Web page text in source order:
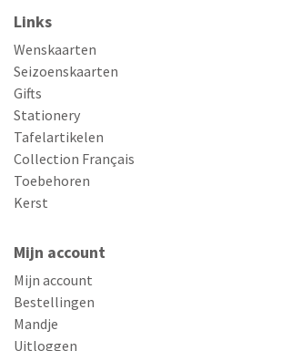
Links
Wenskaarten
Seizoenskaarten
Gifts
Stationery
Tafelartikelen
Collection Français
Toebehoren
Kerst
Mijn account
Mijn account
Bestellingen
Mandje
Uitloggen